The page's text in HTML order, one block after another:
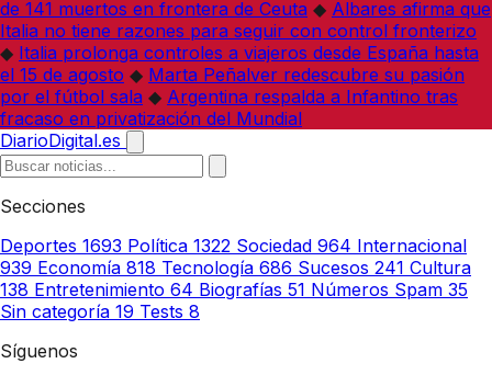
de 141 muertos en frontera de Ceuta ◆ Albares afirma que
Italia no tiene razones para seguir con control fronterizo
◆ Italia prolonga controles a viajeros desde España hasta
el 15 de agosto ◆ Marta Peñalver redescubre su pasión
por el fútbol sala ◆ Argentina respalda a Infantino tras
fracaso en privatización del Mundial
DiarioDigital.es
Secciones
Deportes 1693 Política 1322 Sociedad 964 Internacional
939 Economía 818 Tecnología 686 Sucesos 241 Cultura
138 Entretenimiento 64 Biografías 51 Números Spam 35
Sin categoría 19 Tests 8
Síguenos